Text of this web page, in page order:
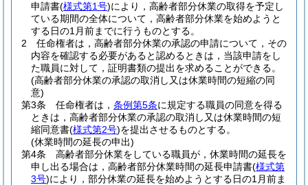
申請書(様式第1号)により，高齢者部分休業の取得を予定し
ている期間の全体について，高齢者部分休業を始めようと
する日の1月前までに行うものとする。
2
任命権者は，高齢者部分休業の承認の申請について，その
内容を確認する必要があると認めるときは，当該申請をし
た職員に対して，証明書類の提出を求めることができる。
(高齢者部分休業の承認の取消し又は休業時間の短縮の同
意)
第3条
任命権者は， 条例第5条に規定する職員の同意を得る
ときは，高齢者部分休業の承認の取消し又は休業時間の短
縮同意書(様式第2号)を提出させるものとする。
(休業時間の延長の申出)
第4条
高齢者部分休業をしている職員が，休業時間の延長を
申し出る場合は，高齢者部分休業時間の延長申請書(様式第
3号)により，部分休業の延長を始めようとする日の1月前ま